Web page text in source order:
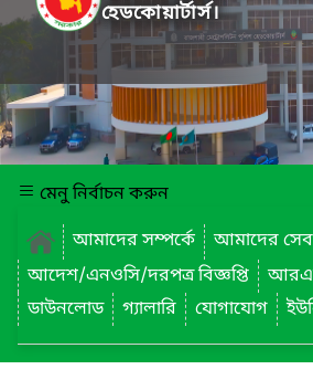
হেডকোয়ার্টার্স।
মেনু নির্বাচন করুন
আমাদের সম্পর্কে
আমাদের
আদেশ/এনওসি/দরপত্র বিজ্ঞপ্তি
ডাউনলোড
গ্যালারি যোগাযোগ